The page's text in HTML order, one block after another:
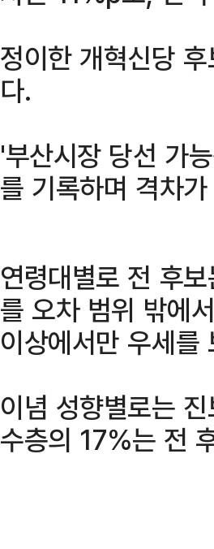
정이한 개혁신당
다.
'부산시장 당선 가
를 기록하며 격차
연령대별로 전 후
를 오차 범위 밖에
이상에서만 우세를
이념 성향별로는
수층의 17%는 전